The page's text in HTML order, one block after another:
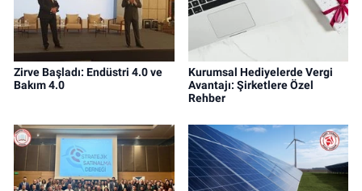
Zirve Başladı: Endüstri 4.0 ve
Bakım 4.0
Kurumsal Hediyelerde Vergi
Avantajı: Şirketlere Özel
Rehber